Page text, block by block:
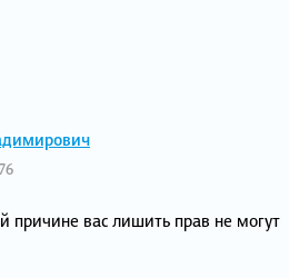
причине вас лишить прав не могут